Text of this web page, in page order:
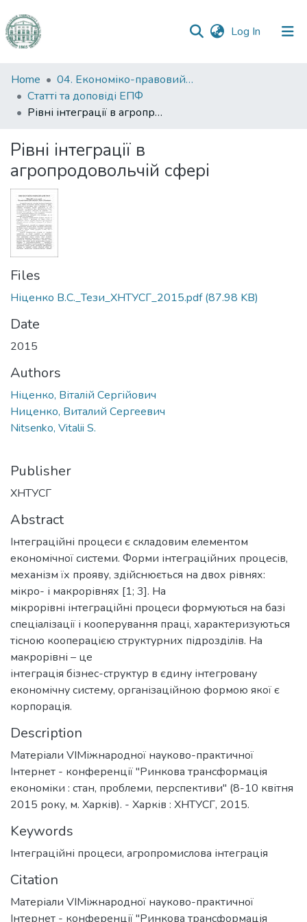
Log In (current)
Communities
&
Collections
Statistics
Home
04. Економіко-правовий факультет
Статті та доповіді ЕПФ
Рівні інтеграції в агропродовольчій сфері
Рівні інтеграції в
агропродовольчій сфері
Files
Ніценко В.С._Тези_ХНТУСГ_2015.pdf(87.98 KB)
Date
2015
Authors
Ніценко, Віталій Сергійович
Ниценко, Виталий Сергеевич
Nitsenko, Vitalii S.
Publisher
ХНТУСГ
Abstract
Інтеграційні процеси є складовим елементом
економічної системи. Форми інтеграційних процесів,
механізм їх прояву, здійснюється на двох рівнях:
мікро- і макрорівнях [1; 3]. На
мікрорівні інтеграційні процеси формуються на базі
спеціалізації і кооперування праці, характеризуються
тісною кооперацією структурних підрозділів. На
макрорівні – це
інтеграція бізнес-структур в єдину інтегровану
економічну систему, організаційною формою якої є
корпорація.
Description
Матеріали VIМіжнародної науково-практичної
Інтернет - конференції "Ринкова трансформація
економіки : стан, проблеми, перспективи" (8-10 квітня
2015 року, м. Харків). - Харків : ХНТУСГ, 2015.
Keywords
Інтеграційні процеси, агропромислова інтеграція
Citation
Матеріали VIМіжнародної науково-практичної
Інтернет - конференції "Ринкова трансформація